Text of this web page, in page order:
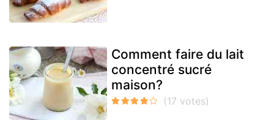
Comment faire du lait
concentré sucré
maison?